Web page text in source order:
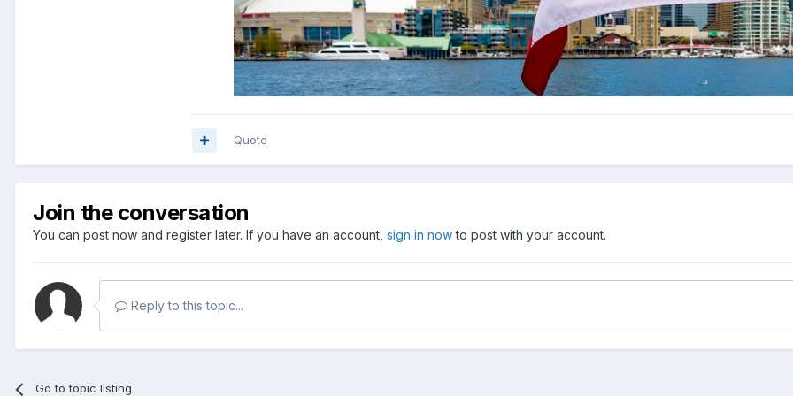
Quote
Join the conversation
You can post now and register later. If you have an account, sign in nowto post with your account.
Reply to this topic...
Go to topic listing